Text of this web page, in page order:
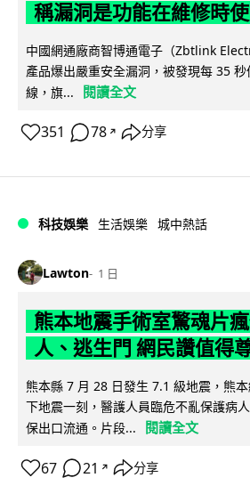
稱漏洞是功能在維修時
中國網通廠商智博通電子（Zbtlink
產品爆出嚴重安全漏洞，被發現每 35
線，旗...
閱讀全文
351 78 ↗ 分享
科技娛樂 生活娛樂 城中熱話
Lawton 1 日
熊本地震手術室驚魂片
人、逃生門 網民讚值得
熊本縣 7 月 28 日發生 7.1 級地震，熊
下地震一刻，醫護人員臨危不亂保護病
保出口流通。片段...
閱讀全文
67 21 ↗ 分享